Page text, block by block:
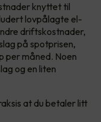
knyttet til
lovpålagte el-
driftskostnader,
på spotprisen,
per måned. Noen
og en liten
at du betaler litt